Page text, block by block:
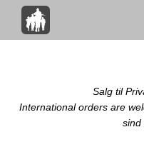
Salg til
International orders are
sind